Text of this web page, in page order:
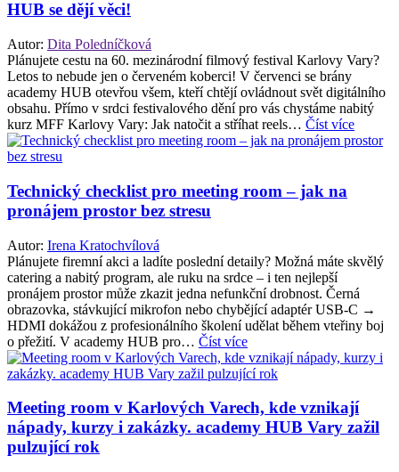
HUB se dějí věci!
Autor: Dita Poledníčková
Plánujete cestu na 60. mezinárodní filmový festival Karlovy Vary?
Letos to nebude jen o červeném koberci! V červenci se brány
academy HUB otevřou všem, kteří chtějí ovládnout svět digitálního
obsahu. Přímo v srdci festivalového dění pro vás chystáme nabitý
kurz MFF Karlovy Vary: Jak natočit a stříhat reels… Číst více
Technický checklist pro meeting room – jak na
pronájem prostor bez stresu
Autor: Irena Kratochvílová
Plánujete firemní akci a ladíte poslední detaily? Možná máte skvělý
catering a nabitý program, ale ruku na srdce – i ten nejlepší
pronájem prostor může zkazit jedna nefunkční drobnost. Černá
obrazovka, stávkující mikrofon nebo chybějící adaptér USB-C →
HDMI dokážou z profesionálního školení udělat během vteřiny boj
o přežití. V academy HUB pro… Číst více
Meeting room v Karlových Varech, kde vznikají
nápady, kurzy i zakázky. academy HUB Vary zažil
pulzující rok